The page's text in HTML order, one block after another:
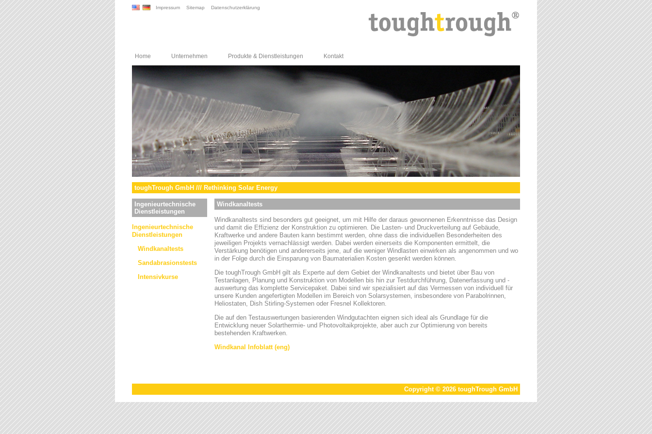
Impressum Sitemap Datenschutzerklärung
Home Unternehmen Produkte & Dienstleistungen Kontakt
toughTrough GmbH /// Rethinking Solar Energy
Ingenieurtechnische
Dienstleistungen
Ingenieurtechnische
Dienstleistungen
Windkanaltests
Sandabrasionstests
Intensivkurse
Windkanaltests
Windkanaltests sind besonders gut geeignet, um mit Hilfe der daraus gewonnenen Erkenntnisse das Design
und damit die Effizienz der Konstruktion zu optimieren. Die Lasten- und Druckverteilung auf Gebäude,
Kraftwerke und andere Bauten kann bestimmt werden, ohne dass die individuellen Besonderheiten des
jeweiligen Projekts vernachlässigt werden. Dabei werden einerseits die Komponenten ermittelt, die
Verstärkung benötigen und andererseits jene, auf die weniger Windlasten einwirken als angenommen und wo
in der Folge durch die Einsparung von Baumaterialien Kosten gesenkt werden können.
Die toughTrough GmbH gilt als Experte auf dem Gebiet der Windkanaltests und bietet über Bau von
Testanlagen, Planung und Konstruktion von Modellen bis hin zur Testdurchführung, Datenerfassung und -
auswertung das komplette Servicepaket. Dabei sind wir spezialisiert auf das Vermessen von individuell für
unsere Kunden angefertigten Modellen im Bereich von Solarsystemen, insbesondere von Parabolrinnen,
Heliostaten, Dish Stirling-Systemen oder Fresnel Kollektoren.
Die auf den Testauswertungen basierenden Windgutachten eignen sich ideal als Grundlage für die
Entwicklung neuer Solarthermie- und Photovoltaikprojekte, aber auch zur Optimierung von bereits
bestehenden Kraftwerken.
Windkanal Infoblatt (eng)
Copyright © 2026 toughTrough GmbH